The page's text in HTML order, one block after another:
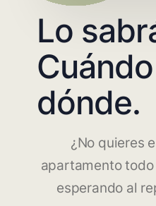
Lo
dónde.
¿No quieres
apartamento
esperando al